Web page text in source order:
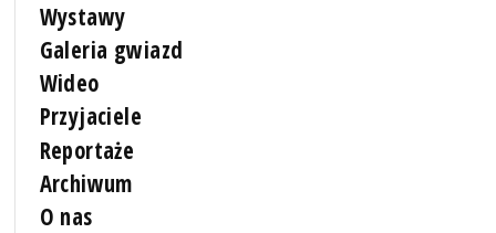
Wystawy
Galeria gwiazd
Wideo
Przyjaciele
Reportaże
Archiwum
O nas